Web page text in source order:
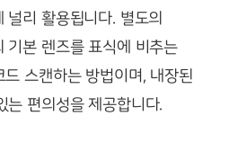
리 활용됩니다. 별도의
기본 렌즈를 표식에 비추는
스캔하는 방법이며, 내장된
는 편의성을 제공합니다.